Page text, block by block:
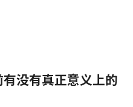
没有真正意义上的